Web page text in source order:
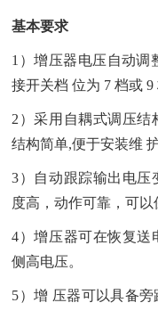
基本要求
1）增压器电压自动调
接开关档 位为 7 档或 9
2）采用自耦式调压结
结构简单,便于安装维 护
3）自动跟踪输出电压
度高，动作可靠，可以
4）增压器可在恢复送
侧高电压。
5）增 压器可以具备